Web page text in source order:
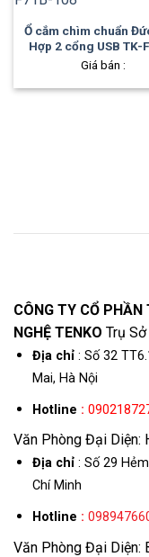
Ổ cắm chìm chuẩn
Hợp 2 cổng USB TK-
108
Giá bán :
CÔNG TY CỔ
NGHỆ TENKO Trụ
Địa chỉ: Số 32
Mai, Hà Nội
Hotline :
Văn Phòng Đại Diện:
Địa chỉ: Số 29
Chí Minh
Hotline :
Văn Phòng Đại Diện: